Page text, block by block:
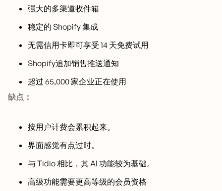
强大的多渠道收件箱
稳定的 Shopify 集成
无需信用卡即可享受 14 天免费试用
Shopify追加销售推送通知
超过 65,000 家企业正在使用
缺点：
按用户计费会累积起来。
界面感觉有点过时。
与 Tidio 相比，其 AI 功能较为基础。
高级功能需要更高等级的会员资格